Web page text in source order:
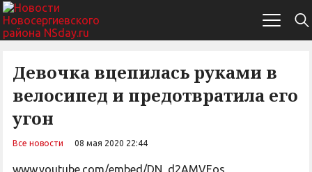
Девочка вцепилась руками в
велосипед и предотвратила его
угон
Все новости 08 мая 2020 22:44
www.youtube.com/embed/DN_d2AMVEos